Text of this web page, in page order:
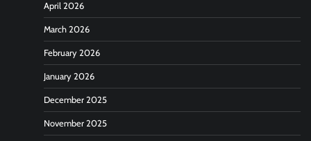
April 2026
March 2026
February 2026
January 2026
December 2025
November 2025